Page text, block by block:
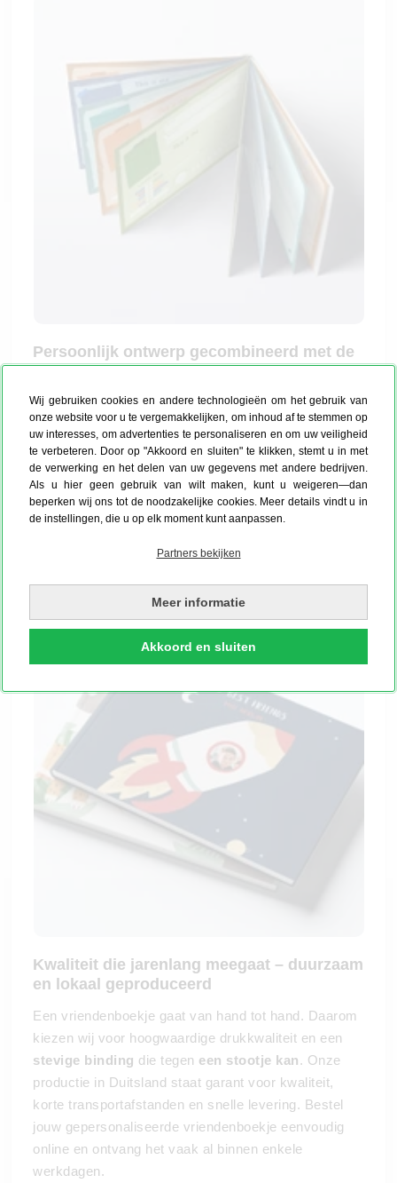
Wij gebruiken cookies en andere technologieën om het gebruik van
onze website voor u te vergemakkelijken, om inhoud af te stemmen op
uw interesses, om advertenties te personaliseren en om uw veiligheid
te verbeteren. Door op "Akkoord en sluiten" te klikken, stemt u in met
de verwerking en het delen van uw gegevens met andere bedrijven.
Als u hier geen gebruik van wilt maken, kunt u weigeren—dan
beperken wij ons tot de noodzakelijke cookies. Meer details vindt u in
de instellingen, die u op elk moment kunt aanpassen.
Partners bekijken
Meer informatie
Akkoord en sluiten
Persoonlijk ontwerp gecombineerd met de
magie van Disney
Jij bepaalt hoe de buitenkant eruitziet. Kies je
favoriete Disney-thema en voeg een foto en naam
toe aan de hardcover. Voor de binnenpagina's kies je
uit verschillendeprofessioneel ontworpen layouts
die perfect aansluiten bij de Disney-personages. Zo
ontstaat een vriendenboekje met een persoonlijke
Kwaliteit die jarenlang meegaat – duurzaam
en lokaal geproduceerd
Een vriendenboekje gaat van hand tot hand. Daarom
kiezen wij voor hoogwaardige drukkwaliteit en een
stevige binding die tegen een stootje kan. Onze
productie in Duitsland staat garant voor kwaliteit,
korte transportafstanden en snelle levering. Bestel
jouw gepersonaliseerde vriendenboekje eenvoudig
online en ontvang het vaak al binnen enkele
werkdagen.